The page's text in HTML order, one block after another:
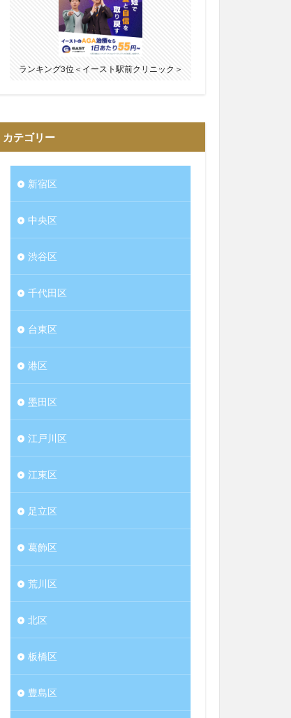
ランキング3位＜イースト駅前クリニック＞
カテゴリー
新宿区
中央区
渋谷区
千代田区
台東区
港区
墨田区
江戸川区
江東区
足立区
葛飾区
荒川区
北区
板橋区
豊島区